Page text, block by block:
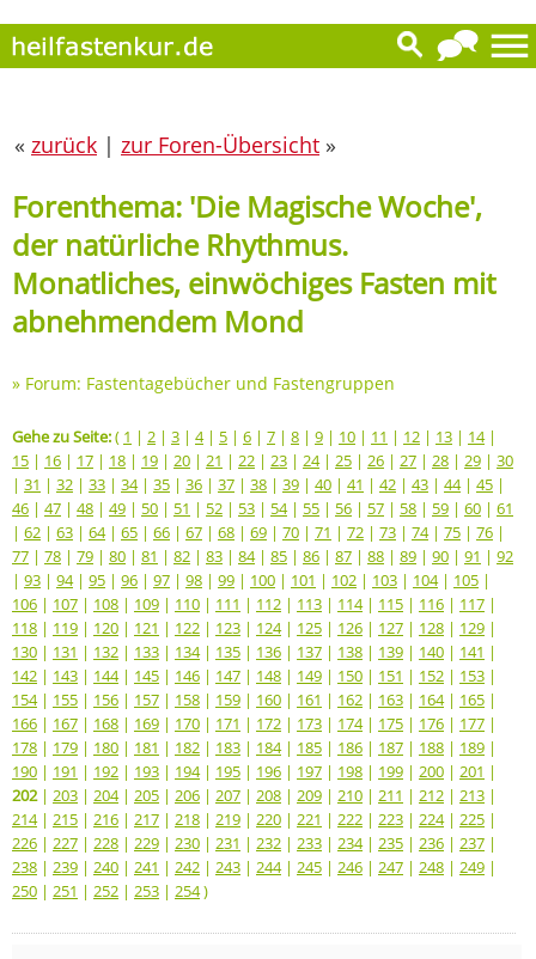
« zurück | zur Foren-Übersicht »
Forenthema: 'Die Magische Woche',
der natürliche Rhythmus.
Monatliches, einwöchiges Fasten mit
abnehmendem Mond
» Forum: Fastentagebücher und Fastengruppen
Gehe zu Seite:( 1 | 2 | 3 | 4| 5 | 6 | 7 | 8 | 9 | 10 | 11 | 12 | 13 | 14|
15 | 16 | 17 | 18 | 19 | 20 | 21 | 22 | 23 | 24| 25 | 26 | 27 | 28 | 29 | 30
| 31 | 32 | 33 | 34| 35 | 36 | 37 | 38 | 39 | 40 | 41 | 42 | 43 | 44| 45 |
46 | 47 | 48 | 49 | 50 | 51 | 52 | 53 | 54| 55 | 56 | 57 | 58 | 59 | 60 | 61
| 62 | 63 | 64| 65 | 66 | 67 | 68 | 69 | 70 | 71 | 72 | 73 | 74| 75 | 76 |
77 | 78 | 79 | 80 | 81 | 82 | 83 | 84| 85 | 86 | 87 | 88 | 89 | 90 | 91 | 92
| 93 | 94| 95 | 96 | 97 | 98 | 99 | 100 | 101 | 102 | 103 | 104| 105 |
106 | 107 | 108 | 109 | 110 | 111 | 112 | 113 | 114| 115 | 116 | 117 |
118 | 119 | 120 | 121 | 122 | 123 | 124| 125 | 126 | 127 | 128 | 129 |
130 | 131 | 132 | 133 | 134| 135 | 136 | 137 | 138 | 139 | 140 | 141 |
142 | 143 | 144| 145 | 146 | 147 | 148 | 149 | 150 | 151 | 152 | 153 |
154| 155 | 156 | 157 | 158 | 159 | 160 | 161 | 162 | 163 | 164| 165 |
166 | 167 | 168 | 169 | 170 | 171 | 172 | 173 | 174| 175 | 176 | 177 |
178 | 179 | 180 | 181 | 182 | 183 | 184| 185 | 186 | 187 | 188 | 189 |
190 | 191 | 192 | 193 | 194| 195 | 196 | 197 | 198 | 199 | 200 | 201 |
202| 203 | 204| 205 | 206 | 207 | 208 | 209 | 210 | 211 | 212 | 213 |
214| 215 | 216 | 217 | 218 | 219 | 220 | 221 | 222 | 223 | 224| 225 |
226 | 227 | 228 | 229 | 230 | 231 | 232 | 233 | 234| 235 | 236 | 237 |
238 | 239 | 240 | 241 | 242 | 243 | 244| 245 | 246 | 247 | 248 | 249 |
250 | 251 | 252 | 253 | 254)